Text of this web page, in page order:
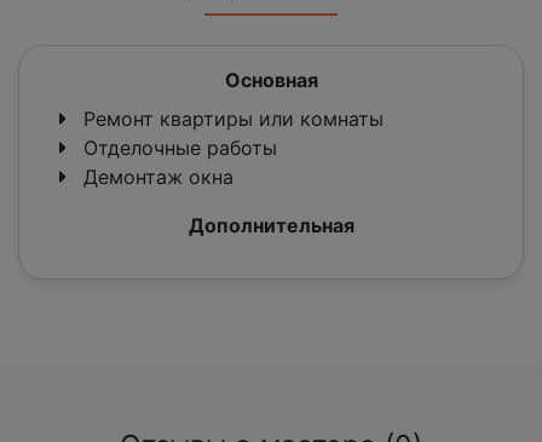
Основная
Ремонт квартиры или комнаты
Отделочные работы
Демонтаж окна
Дополнительная